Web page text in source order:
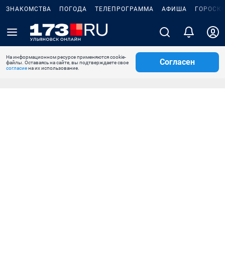
ЗНАКОМСТВА ПОГОДА ТЕЛЕПРОГРАММА АФИША
На информационном ресурсе применяются cookie-
файлы. Оставаясь на сайте, вы подтверждаете свое
согласиена их использование.
Согласен